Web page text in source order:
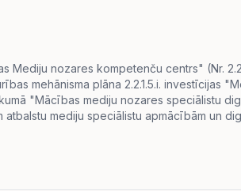
Mediju nozares kompetenču centrs" (Nr.
mehānisma plāna 2.2.1.5.i. investīcijas
"Mācības mediju nozares speciālistu
mediju speciālistu apmācībām un